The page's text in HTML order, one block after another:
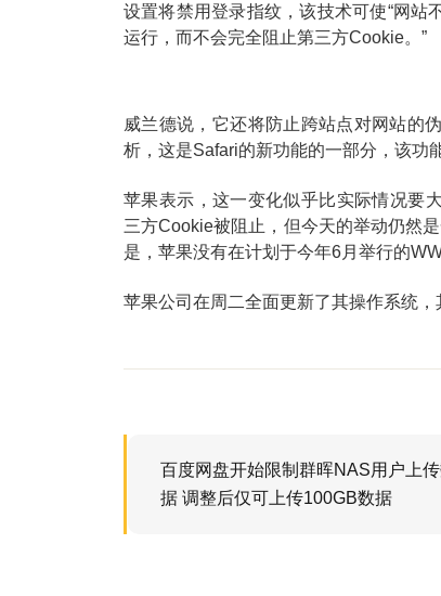
设置将禁用登录指纹，该技术可使“网站
运行，而不会完全阻止第三方Cookie。”
威兰德说，它还将防止跨站点对网站的
析，这是Safari的新功能的一部分，该功
苹果表示，这一变化似乎比实际情况要
三方Cookie被阻止，但今天的举动仍然
是，苹果没有在计划于今年6月举行的
苹果公司在周二全面更新了其操作系统
百度网盘开始限制群晖NAS用户上
据 调整后仅可上传100GB数据